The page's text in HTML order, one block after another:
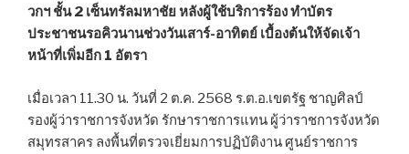
วกฯ ชั้น 2 เซ็นทรัลมหาชัย หลังผู้ใช้บริการร้อง ทำบัตร
ประชาชนรอคิวนานช่วงวันเสาร์-อาทิตย์ เบื้องต้นให้จัดเจ้า
หน้าที่เพิ่มอีก 1 อัตรา
เมื่อเวลา 11.30 น. วันที่ 2 ต.ค. 2568 ร.ต.อ.เขตรัฐ ชาญศิลป์
รองผู้ว่าราชการจังหวัด รักษาราชการแทน ผู้ว่าราชการจังหวัด
สมุทรสาคร ลงพื้นที่ตรวจเยี่ยมการปฏิบัติงาน ศูนย์ราชการ